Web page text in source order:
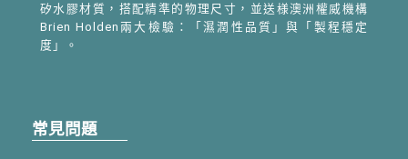
矽水膠材質，搭配精準的物理尺寸，並送様澳洲權威機構
Brien Holden兩大檢驗：「濕潤性品質」與「製程穩定
度」。
常見問題